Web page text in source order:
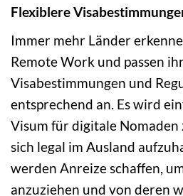
Flexiblere
Immer mehr Länder
Remote Work und passen
Visabestimmungen und
entsprechend an. Es wird
Visum für digitale Nomaden
sich legal im Ausland
werden Anreize schaffen,
anzuziehen und von deren